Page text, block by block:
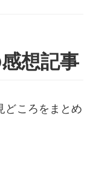
想記事
どころをまとめ